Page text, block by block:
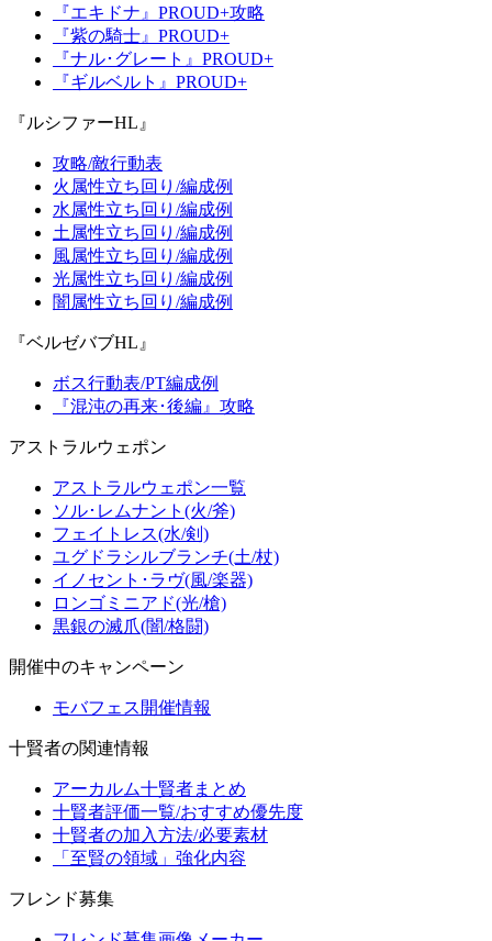
『エキドナ』PROUD+攻略
『紫の騎士』PROUD+
『ナル･グレート』PROUD+
『ギルベルト』PROUD+
『ルシファーHL』
攻略/敵行動表
火属性立ち回り/編成例
水属性立ち回り/編成例
土属性立ち回り/編成例
風属性立ち回り/編成例
光属性立ち回り/編成例
闇属性立ち回り/編成例
『ベルゼバブHL』
ボス行動表/PT編成例
『混沌の再来･後編』攻略
アストラルウェポン
アストラルウェポン一覧
ソル･レムナント(火/斧)
フェイトレス(水/剣)
ユグドラシルブランチ(土/杖)
イノセント･ラヴ(風/楽器)
ロンゴミニアド(光/槍)
黒銀の滅爪(闇/格闘)
開催中のキャンペーン
モバフェス開催情報
十賢者の関連情報
アーカルム十賢者まとめ
十賢者評価一覧/おすすめ優先度
十賢者の加入方法/必要素材
「至賢の領域」強化内容
フレンド募集